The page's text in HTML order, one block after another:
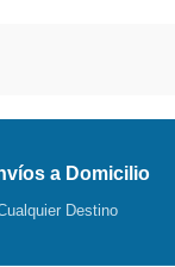
a Domicilio
Destino